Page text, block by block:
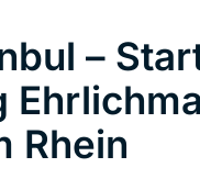
–
Rhein